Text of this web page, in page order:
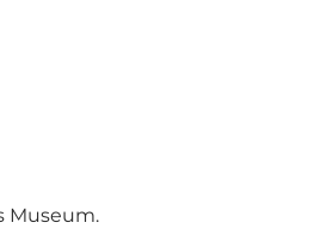
Museum.